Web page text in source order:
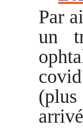
Par
un